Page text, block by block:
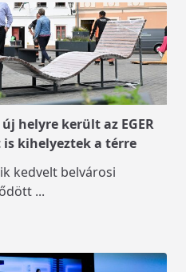
helyre került az EGER
kihelyeztek a térre
kedvelt belvárosi
...